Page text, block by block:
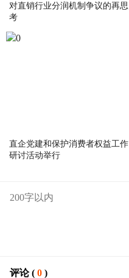
对直销行业分润机制争议的再思
考
直企党建和保护消费者权益工作
研讨活动举行
评论 ( 0 )